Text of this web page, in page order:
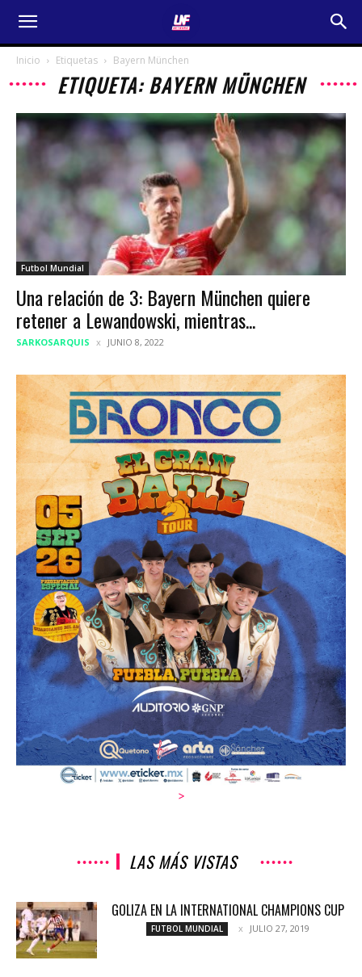
Inicio Etiquetas Bayern München
ETIQUETA: BAYERN MÜNCHEN
Futbol Mundial
Una relación de 3: Bayern München quiere
retener a Lewandowski, mientras...
SARKOSARQUIS JUNIO 8, 2022
>
LAS MÁS VISTAS
GOLIZA EN LA INTERNATIONAL CHAMPIONS CUP
FUTBOL MUNDIAL JULIO 27, 2019